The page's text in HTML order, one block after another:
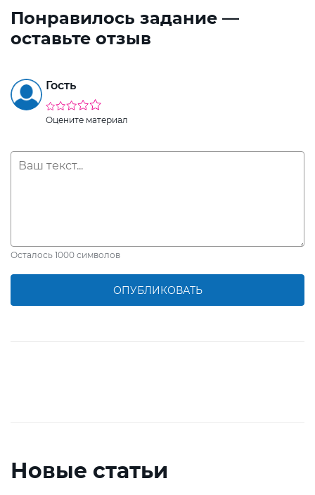
Понравилось задание —
оставьте отзыв
Гость
Оцените материал
Осталось 1000 символов
ОПУБЛИКОВАТЬ
Новые статьи